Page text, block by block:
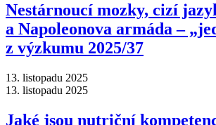
Nestárnoucí mozky, cizí
a Napoleonova armáda –⁠
z výzkumu 2025/37
13. listopadu 2025
13. listopadu 2025
Jaké jsou nutriční